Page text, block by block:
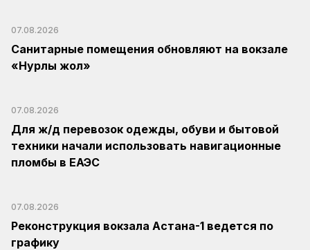
07.08.2026
Санитарные помещения обновляют на вокзале
«Нурлы жол»
07.08.2026
Для ж/д перевозок одежды, обуви и бытовой
техники начали использовать навигационные
пломбы в ЕАЭС
07.08.2026
Реконструкция вокзала Астана-1 ведется по
графику